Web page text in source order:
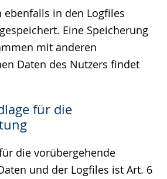
ebenfalls in den Logfiles
Eine Speicherung
mit anderen
Daten des Nutzers findet
für die
die vorübergehende
und der Logfiles ist Art. 6